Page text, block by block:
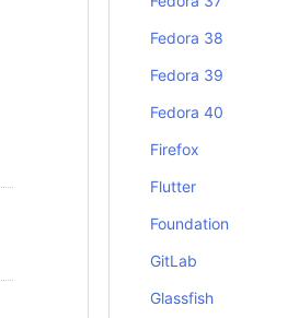
Fedora 38
Fedora 39
Fedora 40
Firefox
Flutter
Foundation
GitLab
Glassfish